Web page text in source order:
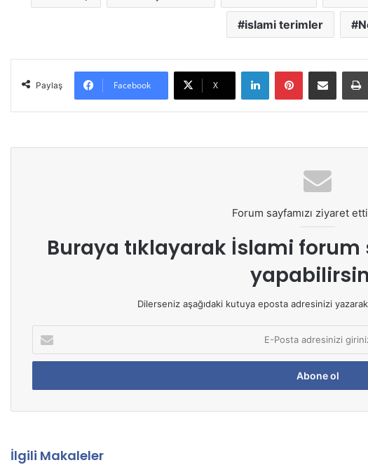
islami terimler
Paylaş Facebook X
Forum sayfamızı ziyaret
Buraya tıklayarak İslami forum
Dilerseniz aşağıdaki kutuya eposta adresinizi
P
s
d
İlgili Makaleler